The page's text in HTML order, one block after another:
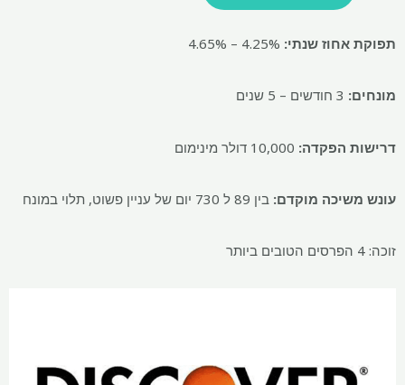
תפוקת אחוז שנתי: 4.25% – 4.65%
מונחים: 3 חודשים – 5 שנים
דרישות הפקדה:
עונש משיכה מוקדם: בין 89 ל 730 יום של עניין פשוט, תלוי במונח
זוכה: 4 הפרסים הטובים ביותר